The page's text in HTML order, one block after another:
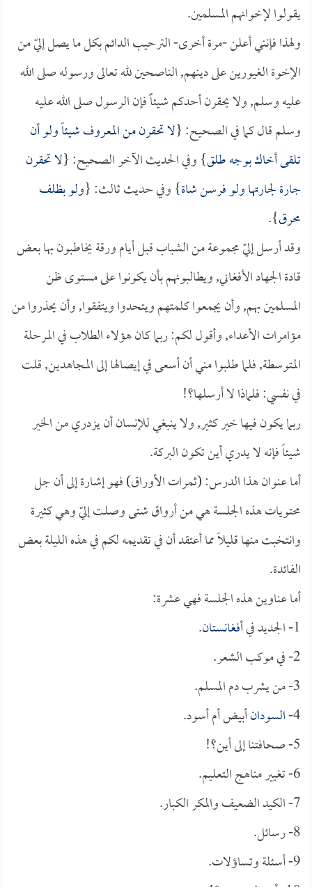
يقولوا لإخوانهم المسلمين.
ولهذا فإنني أعلن -مرة أخرى- الترحيب الدائم بكل ما يصل إليّ من
الإخوة الغيورين على دينهم, الناصحين لله تعالى ورسوله صلى الله
عليه وسلم, ولا يحقرن أحدكم شيئاًَ فإن الرسول صلى الله عليه
وسلم قال كما في الصحيح: {لا تحقرن من المعروف شيئاً ولو أن
تلقى أخاك بوجه طلق} وفي الحديث الآخر الصحيح: {لا تحقرن
جارة لجارتها ولو فرسن شاة} وفي حديث ثالث: {ولو بظلف
محرق}.
وقد أرسل إليّ مجموعة من الشباب قبل أيام ورقة يخاطبون بها بعض
قادة الجهاد الأفغاني, ويطالبونهم بأن يكونوا على مستوى ظن
المسلمين بهم, وأن يجمعوا كلمتهم ويتحدوا ويتفقوا, وأن يحذروا من
مؤامرات الأعداء, وأقول لكم: ربما كان هؤلاء الطلاب في المرحلة
المتوسطة, فلما طلبوا مني أن أسعى في إيصالها إلى المجاهدين, قلت
في نفسي: فلماذا لا أرسلها؟!
ربما يكون فيها خير كثير, ولا ينبغي للإنسان أن يزدري من الخير
شيئاً فإنه لا يدري أين تكون البركة.
أما عنوان هذا الدرس: (ثمرات الأوراق) فهو إشارة إلى أن جل
محتويات هذه الجلسة هي من أرواق شتى وصلت إليّ وهي كثيرة
وانتخبت منها قليلاً مما أعتقد أن في تقديمه لكم في هذه الليلة بعض
الفائدة.
أما عناوين هذه الجلسة فهي عشرة:
1- الجديد في
أفغانستان.
2- في موكب الشعر.
3- من يشرب دم المسلم.
4- السودانأبيض أم أسود.
5- صحافتنا إلى أين؟!
6- تغيير مناهج التعليم.
7- الكيد الضعيف والمكر الكبار.
8- رسائل.
9- أسئلة وتساؤلات.